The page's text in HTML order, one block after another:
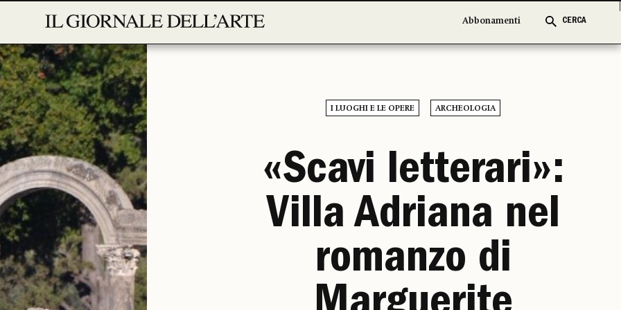
Abbonamenti CERCA
Abbonamenti CERCA
I LUOGHI E LE OPERE ARCHEOLOGIA
«Scavi letterari»:
Villa Adriana nel
romanzo di